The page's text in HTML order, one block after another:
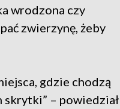
wrodzona czy
zwierzynę, żeby
gdzie chodzą
skrytki” – powiedział